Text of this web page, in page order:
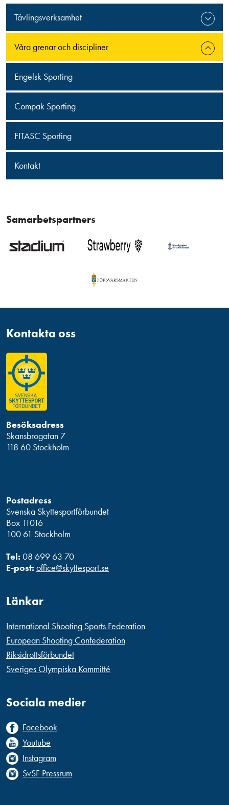
Tävlingsverksamhet
Våra grenar och discipliner
Engelsk Sporting
Compak Sporting
FITASC Sporting
Kontakt
Samarbetspartners
Kontakta oss
Besöksadress
Skansbrogatan 7
118 60 Stockholm
Postadress
Svenska Skyttesportförbundet
Box 11016
100 61 Stockholm
Tel: 08 699 63 70
E-post: office@skyttesport.se
Länkar
International Shooting Sports Federation
European Shooting Confederation
Riksidrottsförbundet
Sveriges Olympiska Kommitté
Sociala medier
Facebook
Youtube
Instagram
SvSF Pressrum